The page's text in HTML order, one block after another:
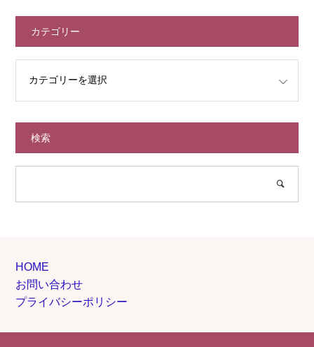
カテゴリー
検索
HOME
お問い合わせ
プライバシーポリシー